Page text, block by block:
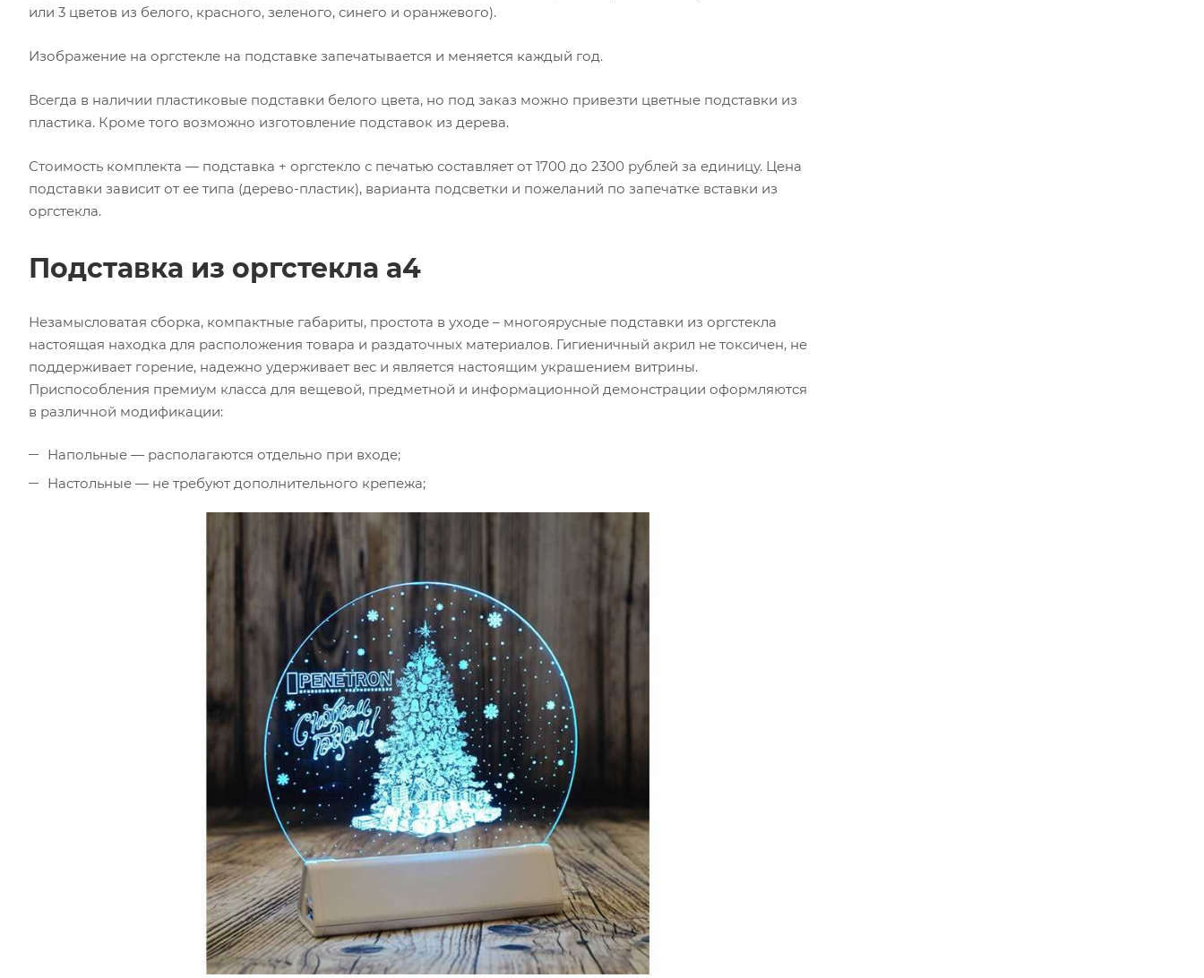
или 3 цветов из белого, красного, зеленого, синего и оранжевого).
Изображение на оргстекле на подставке запечатывается и меняется каждый год.
Всегда в наличии пластиковые подставки белого цвета, но под заказ можно привезти цветные подставки из
пластика. Кроме того возможно изготовление подставок из дерева.
Стоимость комплекта — подставка + оргстекло с печатью составляет от 1700 до 2300 рублей за единицу. Цена
подставки зависит от ее типа (дерево-пластик), варианта подсветки и пожеланий по запечатке вставки из
оргстекла.
Подставка из оргстекла а4
Незамысловатая сборка, компактные габариты, простота в уходе – многоярусные подставки из оргстекла
настоящая находка для расположения товара и раздаточных материалов. Гигиеничный акрил не токсичен, не
поддерживает горение, надежно удерживает вес и является настоящим украшением витрины.
Приспособления премиум класса для вещевой, предметной и информационной демонстрации оформляются
в различной модификации:
Напольные — располагаются отдельно при входе;
Настольные — не требуют дополнительного крепежа;